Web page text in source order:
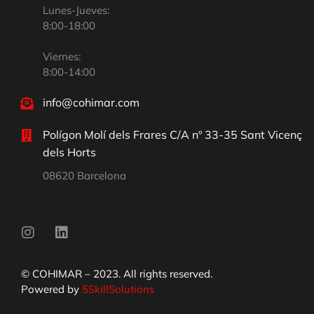
Lunes-Jueves:
8:00-18:00
Viernes:
8:00-14:00
info@cohimar.com
Polígon Molí dels Frares C/A nº 33-35 Sant Vicenç
dels Horts
08620 Barcelona
© COHIMAR – 2023. All rights reserved.
Powered by 5SkillSolutions